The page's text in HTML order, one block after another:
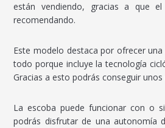
están vendiendo, gracias a que
recomendando.
Este modelo destaca por ofrecer
todo porque incluye la tecnología
Gracias a esto podrás conseguir
La escoba puede funcionar con o
podrás disfrutar de una autonomía